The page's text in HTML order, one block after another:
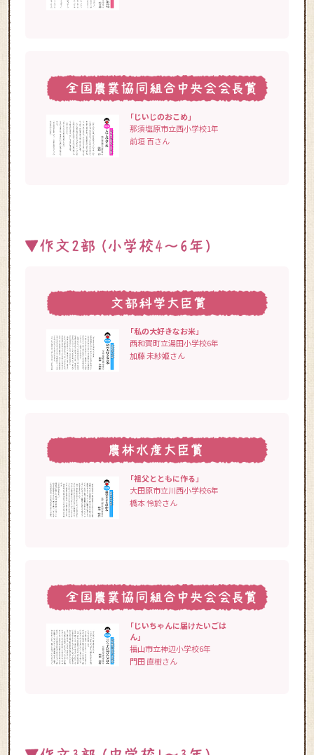
「じいじのおこめ」
那須塩原市立西小学校1年
前垣 百さん
「私の大好きなお米」
西和賀町立湯田小学校6年
加藤 未紗姫さん
「祖父とともに作る」
大田原市立川西小学校6年
橋本 怜於さん
「じいちゃんに届けたいごは
ん」
福山市立神辺小学校6年
門田 直樹さん